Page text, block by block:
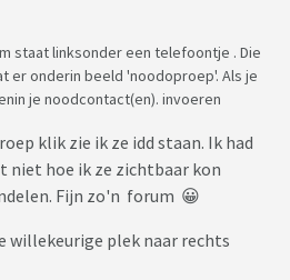
staat linksonder een telefoontje . Die
er onderin beeld 'noodoproep'. Als je
je noodcontact(en). invoeren
klik zie ik ze idd staan. Ik had
niet hoe ik ze zichtbaar kon
Fijn zo'n forum 😀
willekeurige plek naar rechts